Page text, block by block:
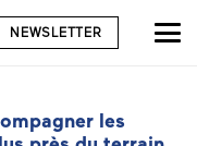
NEWSLETTER
les